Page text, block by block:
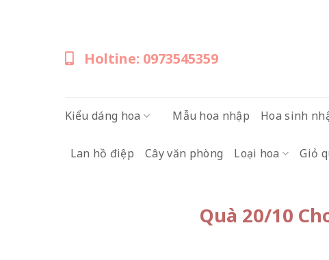
Holtine: 0973545359
Kiểu dáng hoa Mẫu hoa nhập Hoa sinh
Lan hồ điệp Cây văn phòng Loại hoa Giỏ
Quà 20/10